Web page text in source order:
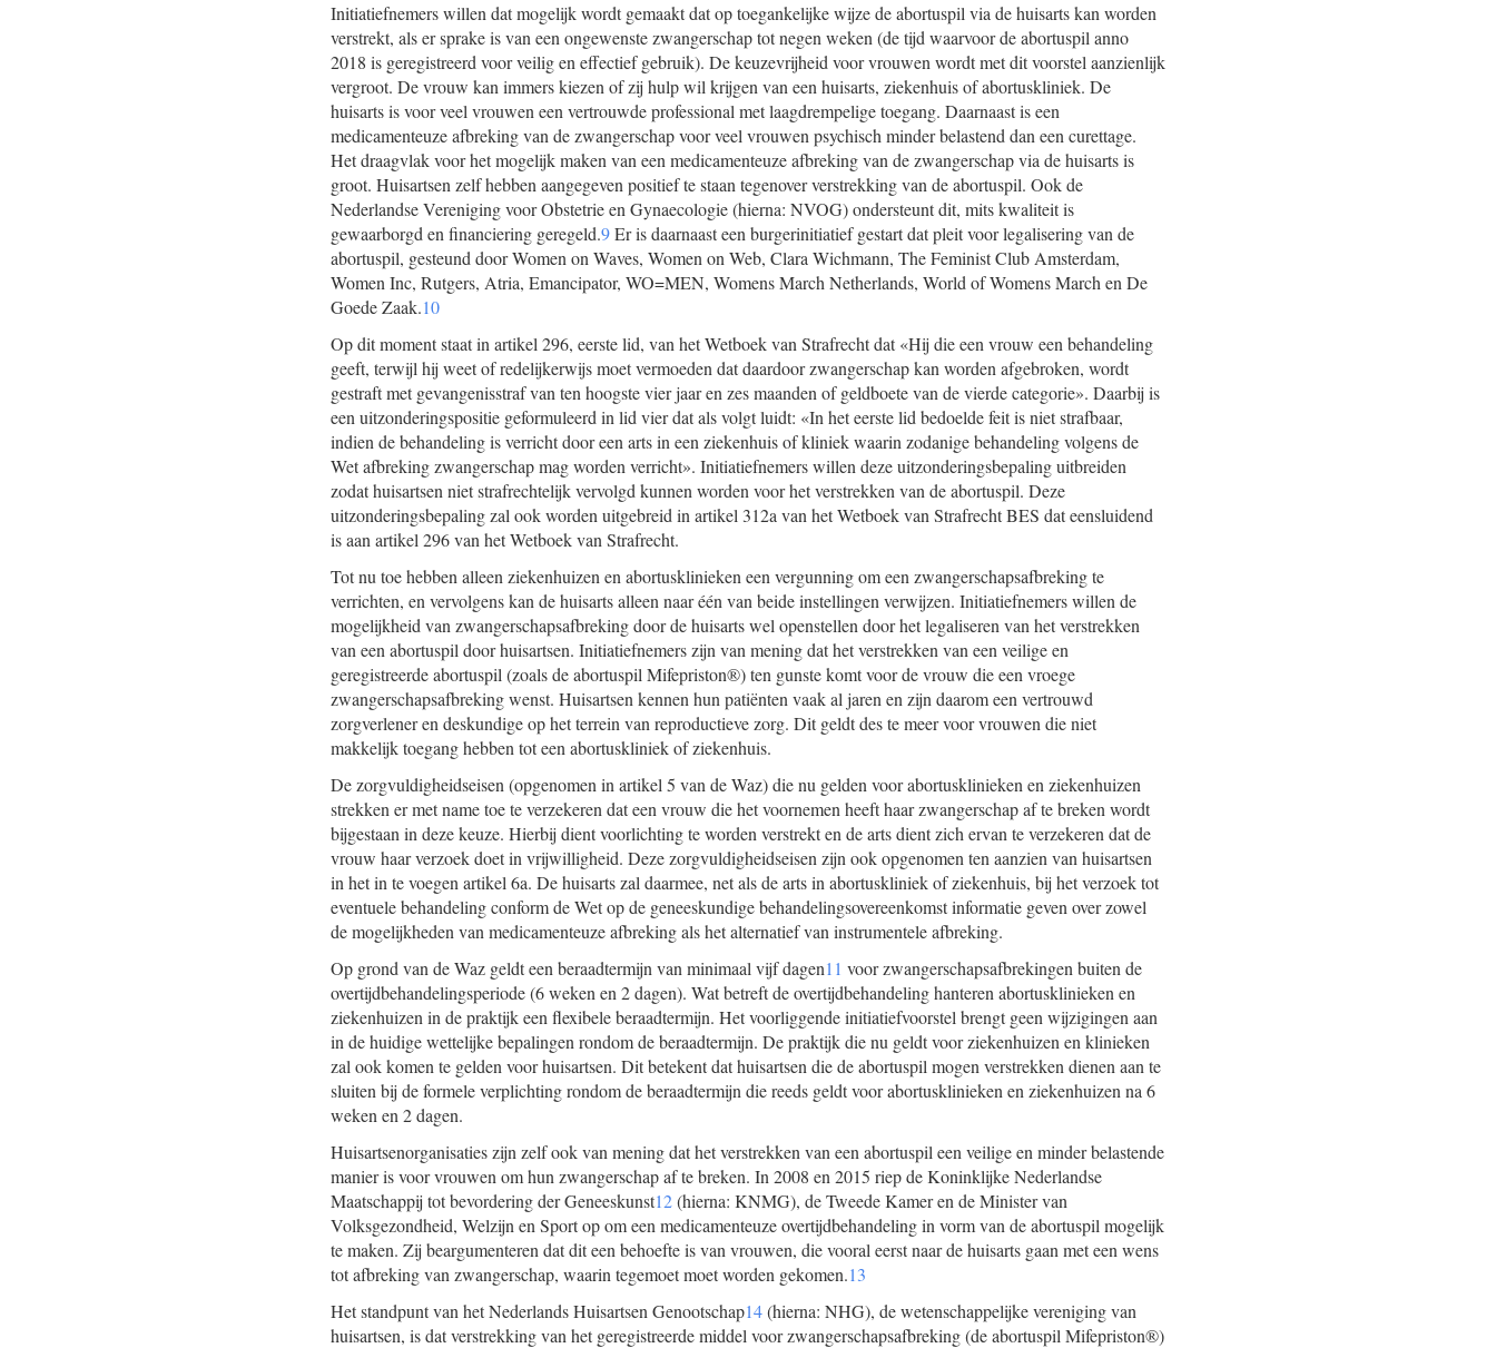
Initiatiefnemers willen dat mogelijk wordt gemaakt dat op toegankelijke wijze de abortuspil via de huisarts kan worden
verstrekt, als er sprake is van een ongewenste zwangerschap tot negen weken (de tijd waarvoor de abortuspil anno
2018 is geregistreerd voor veilig en effectief gebruik). De keuzevrijheid voor vrouwen wordt met dit voorstel aanzienlijk
vergroot. De vrouw kan immers kiezen of zij hulp wil krijgen van een huisarts, ziekenhuis of abortuskliniek. De
huisarts is voor veel vrouwen een vertrouwde professional met laagdrempelige toegang. Daarnaast is een
medicamenteuze afbreking van de zwangerschap voor veel vrouwen psychisch minder belastend dan een curettage.
Het draagvlak voor het mogelijk maken van een medicamenteuze afbreking van de zwangerschap via de huisarts is
groot. Huisartsen zelf hebben aangegeven positief te staan tegenover verstrekking van de abortuspil. Ook de
Nederlandse Vereniging voor Obstetrie en Gynaecologie (hierna: NVOG) ondersteunt dit, mits kwaliteit is
gewaarborgd en financiering geregeld.9Er is daarnaast een burgerinitiatief gestart dat pleit voor legalisering van de
abortuspil, gesteund door Women on Waves, Women on Web, Clara Wichmann, The Feminist Club Amsterdam,
Women Inc, Rutgers, Atria, Emancipator, WO=MEN, Womens March Netherlands, World of Womens March en De
Goede Zaak.10
Op dit moment staat in artikel 296, eerste lid, van het Wetboek van Strafrecht dat «Hij die een vrouw een behandeling
geeft, terwijl hij weet of redelijkerwijs moet vermoeden dat daardoor zwangerschap kan worden afgebroken, wordt
gestraft met gevangenisstraf van ten hoogste vier jaar en zes maanden of geldboete van de vierde categorie». Daarbij is
een uitzonderingspositie geformuleerd in lid vier dat als volgt luidt: «In het eerste lid bedoelde feit is niet strafbaar,
indien de behandeling is verricht door een arts in een ziekenhuis of kliniek waarin zodanige behandeling volgens de
Wet afbreking zwangerschap mag worden verricht». Initiatiefnemers willen deze uitzonderingsbepaling uitbreiden
zodat huisartsen niet strafrechtelijk vervolgd kunnen worden voor het verstrekken van de abortuspil. Deze
uitzonderingsbepaling zal ook worden uitgebreid in artikel 312a van het Wetboek van Strafrecht BES dat eensluidend
is aan artikel 296 van het Wetboek van Strafrecht.
Tot nu toe hebben alleen ziekenhuizen en abortusklinieken een vergunning om een zwangerschapsafbreking te
verrichten, en vervolgens kan de huisarts alleen naar één van beide instellingen verwijzen. Initiatiefnemers willen de
mogelijkheid van zwangerschapsafbreking door de huisarts wel openstellen door het legaliseren van het verstrekken
van een abortuspil door huisartsen. Initiatiefnemers zijn van mening dat het verstrekken van een veilige en
geregistreerde abortuspil (zoals de abortuspil Mifepriston®) ten gunste komt voor de vrouw die een vroege
zwangerschapsafbreking wenst. Huisartsen kennen hun patiënten vaak al jaren en zijn daarom een vertrouwd
zorgverlener en deskundige op het terrein van reproductieve zorg. Dit geldt des te meer voor vrouwen die niet
makkelijk toegang hebben tot een abortuskliniek of ziekenhuis.
De zorgvuldigheidseisen (opgenomen in artikel 5 van de Waz) die nu gelden voor abortusklinieken en ziekenhuizen
strekken er met name toe te verzekeren dat een vrouw die het voornemen heeft haar zwangerschap af te breken wordt
bijgestaan in deze keuze. Hierbij dient voorlichting te worden verstrekt en de arts dient zich ervan te verzekeren dat de
vrouw haar verzoek doet in vrijwilligheid. Deze zorgvuldigheidseisen zijn ook opgenomen ten aanzien van huisartsen
in het in te voegen artikel 6a. De huisarts zal daarmee, net als de arts in abortuskliniek of ziekenhuis, bij het verzoek tot
eventuele behandeling conform de Wet op de geneeskundige behandelingsovereenkomst informatie geven over zowel
de mogelijkheden van medicamenteuze afbreking als het alternatief van instrumentele afbreking.
Op grond van de Waz geldt een beraadtermijn van minimaal vijf dagen11 voor zwangerschapsafbrekingen buiten de
overtijdbehandelingsperiode (6 weken en 2 dagen). Wat betreft de overtijdbehandeling hanteren abortusklinieken en
ziekenhuizen in de praktijk een flexibele beraadtermijn. Het voorliggende initiatiefvoorstel brengt geen wijzigingen aan
in de huidige wettelijke bepalingen rondom de beraadtermijn. De praktijk die nu geldt voor ziekenhuizen en klinieken
zal ook komen te gelden voor huisartsen. Dit betekent dat huisartsen die de abortuspil mogen verstrekken dienen aan te
sluiten bij de formele verplichting rondom de beraadtermijn die reeds geldt voor abortusklinieken en ziekenhuizen na 6
weken en 2 dagen.
Huisartsenorganisaties zijn zelf ook van mening dat het verstrekken van een abortuspil een veilige en minder belastende
manier is voor vrouwen om hun zwangerschap af te breken. In 2008 en 2015 riep de Koninklijke Nederlandse
Maatschappij tot bevordering der Geneeskunst12(hierna: KNMG), de Tweede Kamer en de Minister van
Volksgezondheid, Welzijn en Sport op om een medicamenteuze overtijdbehandeling in vorm van de abortuspil mogelijk
te maken. Zij beargumenteren dat dit een behoefte is van vrouwen, die vooral eerst naar de huisarts gaan met een wens
tot afbreking van zwangerschap, waarin tegemoet moet worden gekomen.13
Het standpunt van het Nederlands Huisartsen Genootschap14(hierna: NHG), de wetenschappelijke vereniging van
huisartsen, is dat verstrekking van het geregistreerde middel voor zwangerschapsafbreking (de abortuspil Mifepriston®)